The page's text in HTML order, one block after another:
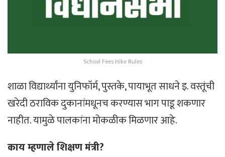
School Fees Hike Rules
शाळा विद्यार्थ्यांना युनिफॉर्म, पुस्तके, पायाभूत साधने इ. वस्तूंची
खरेदी ठराविक दुकानांमधूनच करण्यास भाग पाडू शकणार
नाहीत. यामुळे पालकांना मोकळीक मिळणार आहे.
काय म्हणाले शिक्षण मंत्री?